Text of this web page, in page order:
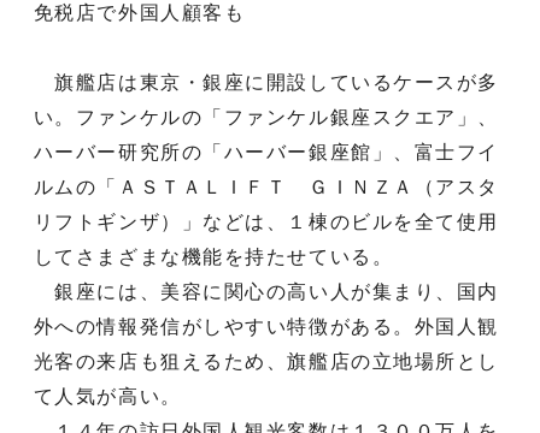
免税店で外国人顧客も
旗艦店は東京・銀座に開設しているケースが多
い。ファンケルの「ファンケル銀座スクエア」、
ハーバー研究所の「ハーバー銀座館」、富士フイ
ルムの「ＡＳＴＡＬＩＦＴ ＧＩＮＺＡ（アスタ
リフトギンザ）」などは、１棟のビルを全て使用
してさまざまな機能を持たせている。
銀座には、美容に関心の高い人が集まり、国内
外への情報発信がしやすい特徴がある。外国人観
光客の来店も狙えるため、旗艦店の立地場所とし
て人気が高い。